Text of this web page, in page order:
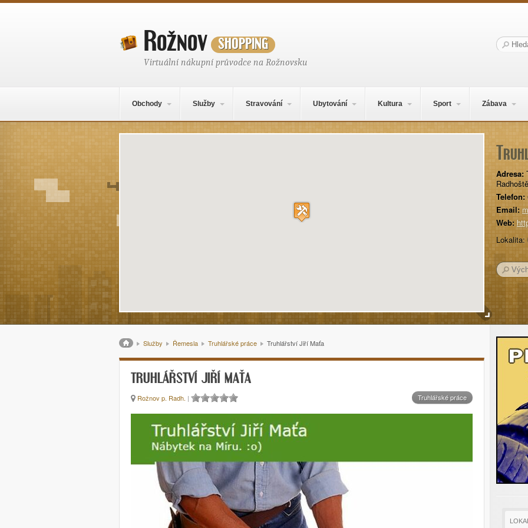
Rožnovshopping
Virtuální nákupní průvodce na Rožnovsku
Hledat:
Obchody Služby Stravování Ubytování Kultura Sport Zábava
Místo
Adresa:
Telefon:
Email:
Web:
Lokalita:
Drobečková navigace
Služby Řemesla Truhlářské práce Truhlářství Jiří Maťa
TRUHLÁŘSTVÍ JIŘÍ MAŤA
Rožnov p. Radh. | Truhlářské práce